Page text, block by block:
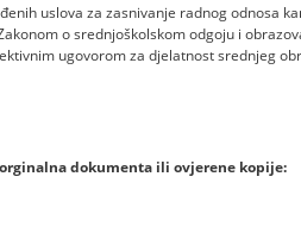
uslova za zasnivanje radnog odnosa
o srednjoškolskom odgoju i
ugovorom za djelatnost srednjeg
dokumenta ili ovjerene kopije: